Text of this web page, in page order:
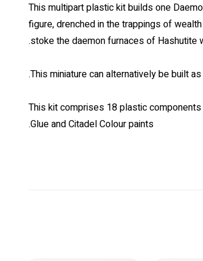
This multipart plastic kit builds one
figure, drenched in the trappings of
stoke the daemon furnaces of Hashutite
This miniature can alternatively be built
This kit comprises 18 plastic
Glue and Citadel Colour paints.